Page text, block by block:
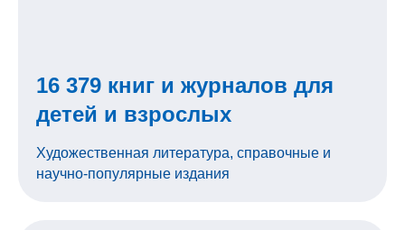
16 379 книг и журналов для
детей и взрослых
Художественная литература, справочные и
научно-популярные издания